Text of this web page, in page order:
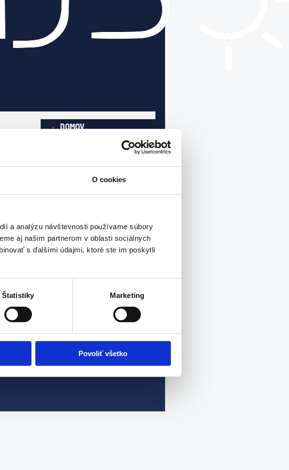
O cookies
a analýzu návštevnosti používame súbory
aj našim partnerom v oblasti sociálnych
s ďalšími údajmi, ktoré ste im poskytli
Štatistiky Marketing
Povoliť všetko
DOMOV
KONTAKT